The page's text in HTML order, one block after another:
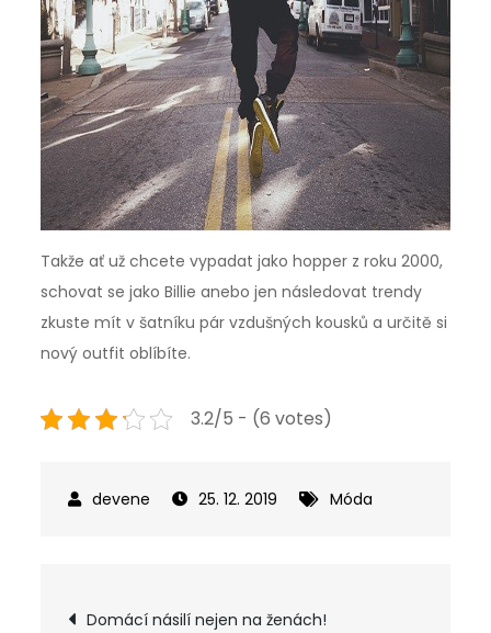
Takže ať už chcete vypadat jako hopper z roku 2000,
schovat se jako Billie anebo jen následovat trendy
zkuste mít v šatníku pár vzdušných kousků a určitě si
nový outfit oblíbíte.
3.2/5 - (6 votes)
25. 12. 2019 Móda
Navigace
Domácí násilí nejen na ženách!